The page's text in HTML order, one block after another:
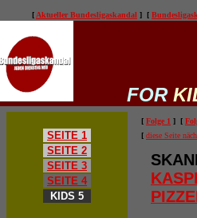
[ Aktueller Bundesligaskandal ] [
FOR
SEITE 1
SEITE 2
SEITE 3
SEITE 4
KIDS 5
[ Folge 1 ] [
[ diese Seite